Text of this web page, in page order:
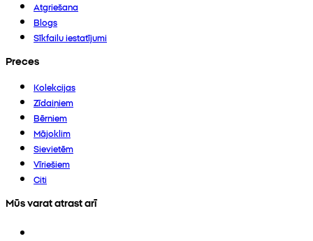
Atgriešana
Blogs
Sīkfailu iestatījumi
Preces
Kolekcijas
Zīdaiņiem
Bērniem
Mājoklim
Sievietēm
Vīriešiem
Citi
Mūs varat atrast arī